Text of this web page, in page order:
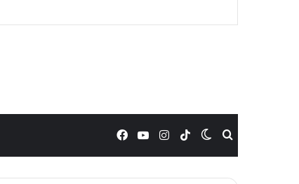
Switch
skin
TikTok
Instagram
YouTube
Facebook